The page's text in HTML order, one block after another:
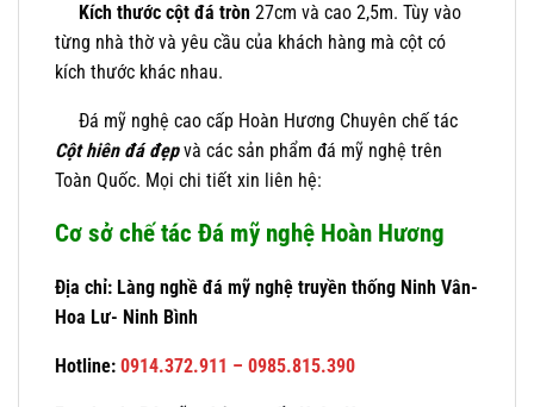
Kích thước cột đá tròn 27cm và cao 2,5m. Tùy vào
từng nhà thờ và yêu cầu của khách hàng mà cột có
kích thước khác nhau.
Đá mỹ nghệ cao cấp Hoàn Hương Chuyên chế tác
Cột hiên đá đẹpvà các sản phẩm đá mỹ nghệ trên
Toàn Quốc. Mọi chi tiết xin liên hệ:
Cơ sở chế tác Đá mỹ nghệ Hoàn Hương
Địa chỉ: Làng nghề đá mỹ nghệ truyền thống Ninh Vân-
Hoa Lư- Ninh Bình
Hotline: 0914.372.911 – 0985.815.390